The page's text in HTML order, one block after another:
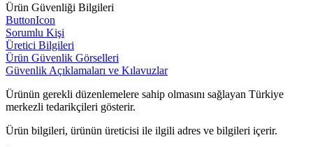
Ürün Güvenliği Bilgileri
ButtonIcon
Sorumlu Kişi
Üretici Bilgileri
Ürün Güvenlik Görselleri
Güvenlik Açıklamaları ve Kılavuzlar
Ürünün gerekli düzenlemelere sahip olmasını sağlayan Türkiye
merkezli tedarikçileri gösterir.
Ürün bilgileri, ürünün üreticisi ile ilgili adres ve bilgileri içerir.